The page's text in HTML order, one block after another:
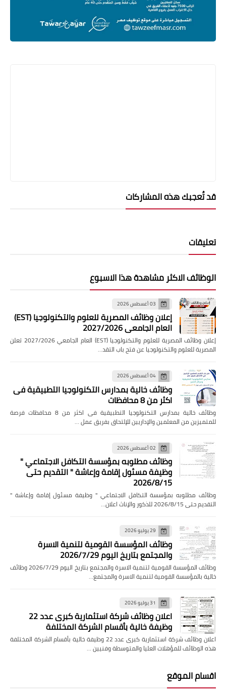
قد تُعجبك هذه المشاركات
تعليقات
الوظائف الاكثر مشاهدة هذا الاسبوع
03 أغسطس 2026
إعلان وظائف المصرية للعلوم والتكنولوجيا (EST)
العام الجامعي 2027/2026
إعلان وظائف المصرية للعلوم والتكنولوجيا (EST) العام الجامعي 2027/2026 تعلن
المصرية للعلوم والتكنولوجيا عن فتح باب التقد…
04 أغسطس 2026
وظائف خالية بمدارس التكنولوجيا التطبيقية فى
اكثر من 8 محافظات
وظائف خالية بمدارس التكنولوجيا التطبيقية فى اكثر من 8 محافظات فرصة
للمتميزين من المعلمين والإداريين للإلتحاق بفريق عمل …
02 أغسطس 2026
وظائف مطلوبه بمؤسسة التكافل الاجتماعي "
وظيفة مسئول إقامة وإعاشة " التقديم حتى
2026/8/15
وظائف مطلوبه بمؤسسة التكافل الاجتماعي " وظيفة مسئول إقامة وإعاشة "
التقديم حتى 2026/8/15 للذكور والإناث اعلان…
29 يوليو 2026
وظائف المؤسسة القومية لتنمية الاسرة
والمجتمع بتاريخ اليوم 2026/7/29
وظائف المؤسسة القومية لتنمية الاسرة والمجتمع بتاريخ اليوم 2026/7/29 وظائف
خالية بالمؤسسة القومية لتنمية الاسرة والمجتمع…
31 يوليو 2026
اعلان وظائف شركة استثمارية كبرى عدد 22
وظيفة خالية بأقسام الشركة المختلفة
اعلان وظائف شركة استثمارية كبرى عدد 22 وظيفة خالية بأقسام الشركة المختلفة
هذه الوظائف للمؤهلات العليا والمتوسطة وفنيين …
اقسام الموقع